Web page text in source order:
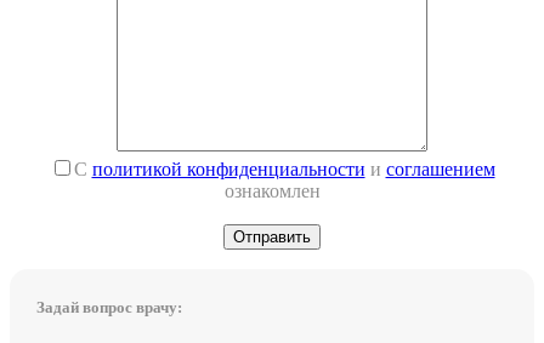
С политикой конфиденциальности и соглашением
ознакомлен
Задай вопрос врачу: